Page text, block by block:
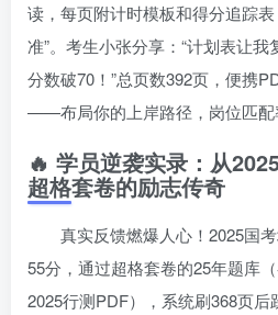
读，每页附计时模板和得分追踪表
准”。考生小张分享：“计划表让我
分数破70！”总页数392页，便携
——布局你的上岸路径，岗位匹配
🔥 学员逆袭实录：从
超格套卷的励志传奇
真实反馈燃爆人心！2025国
55分，通过超格套卷的25年题库
2025行测PDF），系统刷368页